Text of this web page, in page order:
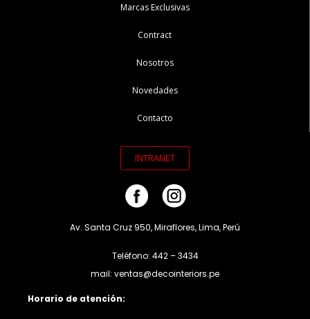
Marcas Exclusivas
Contract
Nosotros
Novedades
Contacto
INTRANET
Av. Santa Cruz 950, Miraflores, Lima, Perú
Teléfono: 442 – 3434
mail: ventas@decointeriors.pe
Horario de atención: